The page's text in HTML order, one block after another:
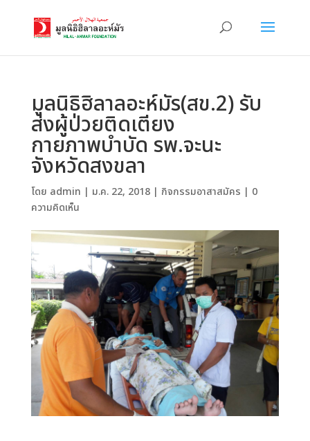
มูลนิธิฮิลาลอะห์มัร(สข.2) รับ
ส่งผู้ป่วยติดเตียง
กายภาพบำบัด รพ.จะนะ
จังหวัดสงขลา
โดย admin | ม.ค. 22, 2018| กิจกรรมอาสาสมัคร | 0
ความคิดเห็น